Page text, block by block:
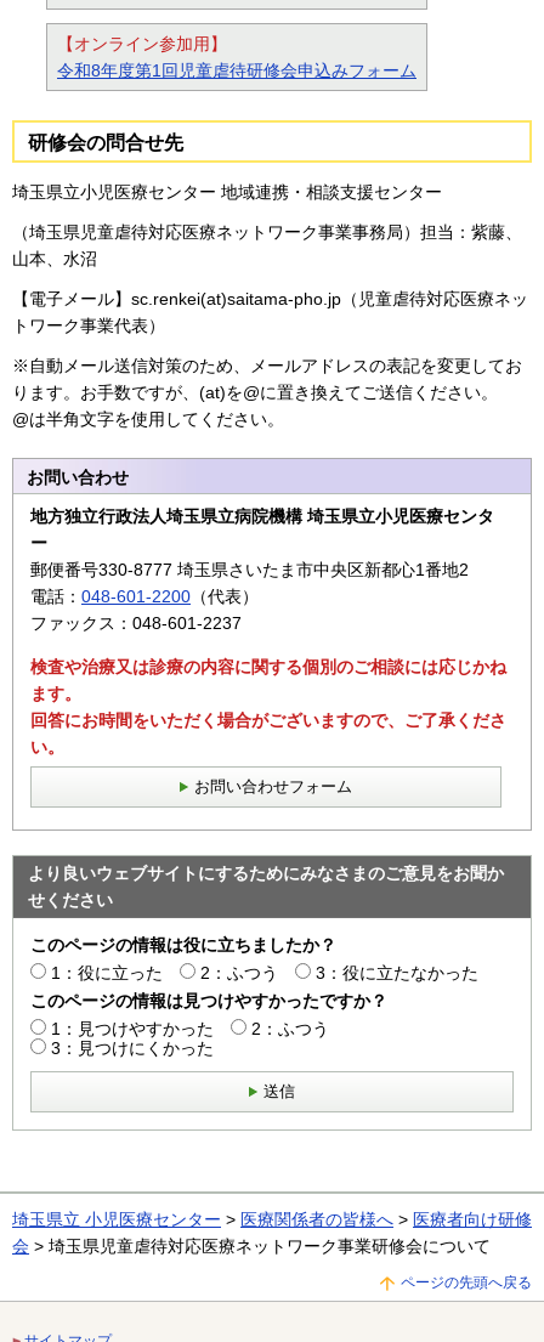
【オンライン参加用】
令和8年度第1回児童虐待研修会申込みフォーム
研修会の問合せ先
埼玉県立小児医療センター 地域連携・相談支援センター
（埼玉県児童虐待対応医療ネットワーク事業事務局）担当：紫藤、
山本、水沼
【電子メール】sc.renkei(at)saitama-pho.jp（児童虐待対応医療ネッ
トワーク事業代表）
※自動メール送信対策のため、メールアドレスの表記を変更してお
ります。お手数ですが、(at)を@に置き換えてご送信ください。
@は半角文字を使用してください。
お問い合わせ
地方独立行政法人埼玉県立病院機構 埼玉県立小児医療センタ
ー
郵便番号330-8777 埼玉県さいたま市中央区新都心1番地2
電話： 048-601-2200 （代表）
ファックス：048-601-2237
検査や治療又は診療の内容に関する個別のご相談には応じかね
ます。
回答にお時間をいただく場合がございますので、ご了承くださ
い。
お問い合わせフォーム
より良いウェブサイトにするためにみなさまのご意見をお聞か
せください
このページの情報は役に立ちましたか？
1：役に立った
2：ふつう
3：役に立たなかった
このページの情報は見つけやすかったですか？
1：見つけやすかった
2：ふつう
3：見つけにくかった
送信
埼玉県立 小児医療センター > 医療関係者の皆様へ > 医療者向け研修
会 > 埼玉県児童虐待対応医療ネットワーク事業研修会について
ページの先頭へ戻る